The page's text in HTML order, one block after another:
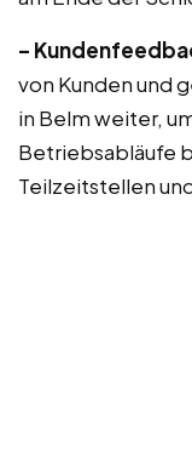
–
von Kunden und
in Belm weiter,
Betriebsabläufe
Teilzeitstellen